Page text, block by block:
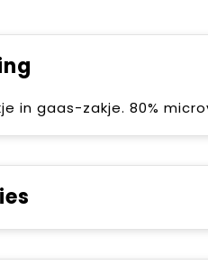
in gaas-zakje. 80%